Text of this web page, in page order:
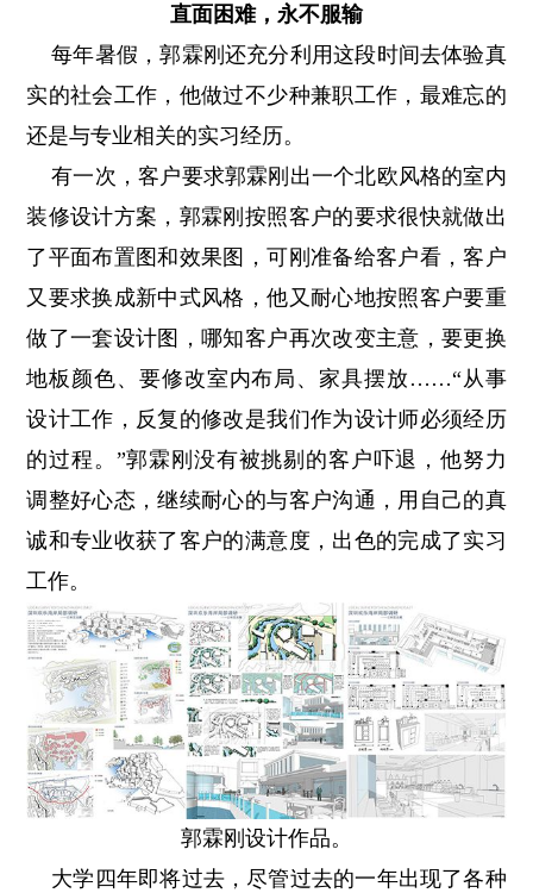
直面困难，永不服输
每年暑假，郭霖刚还充分利用这段时间去体验真
实的社会工作，他做过不少种兼职工作，最难忘的
还是与专业相关的实习经历。
有一次，客户要求郭霖刚出一个北欧风格的室内
装修设计方案，郭霖刚按照客户的要求很快就做出
了平面布置图和效果图，可刚准备给客户看，客户
又要求换成新中式风格，他又耐心地按照客户要重
做了一套设计图，哪知客户再次改变主意，要更换
地板颜色、要修改室内布局、家具摆放……“从事
设计工作，反复的修改是我们作为设计师必须经历
的过程。”郭霖刚没有被挑剔的客户吓退，他努力
调整好心态，继续耐心的与客户沟通，用自己的真
诚和专业收获了客户的满意度，出色的完成了实习
工作。
郭霖刚设计作品。
大学四年即将过去，尽管过去的一年出现了各种